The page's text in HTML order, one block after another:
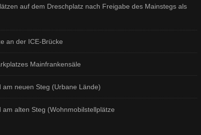
auf dem Dreschplatz nach Freigabe des Mainstegs als
an der ICE-Brücke
Mainfrankensäle
am neuen Steg (Urbane Lände)
am alten Steg (Wohnmobilstellplätze